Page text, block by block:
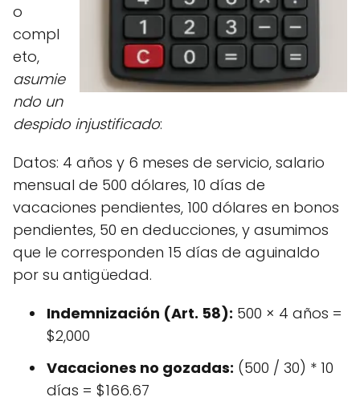
o
compl
eto,
asumie
ndo un
despido injustificado:
Datos: 4 años y 6 meses de servicio, salario
mensual de 500 dólares, 10 días de
vacaciones pendientes, 100 dólares en bonos
pendientes, 50 en deducciones, y asumimos
que le corresponden 15 días de aguinaldo
por su antigüedad.
Indemnización (Art. 58): 500 × 4 años =
$2,000
Vacaciones no gozadas: (500 / 30) * 10
días = $166.67